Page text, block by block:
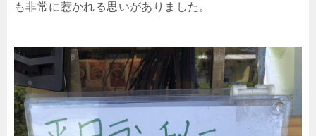
も非常に惹かれる思いがありました。